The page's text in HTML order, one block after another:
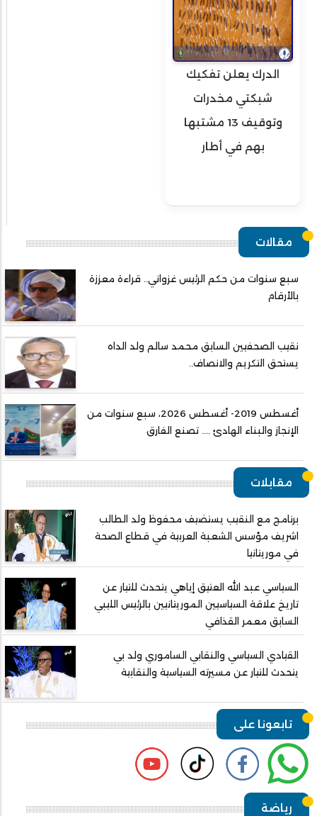
الدرك يعلن تفكيك
شبكتي مخدرات
وتوقيف 13 مشتبها
بهم في أطار
مقالات
سبع سنوات من حكم الرئيس غزواني.. قراءة معززة
بالأرقام
نقيب الصحفيين السابق محمد سالم ولد الداه
يستحق التكريم والانصاف..
أغسطس 2019- أغسطس 2026، سبع سنوات من
الإنجاز والبناء الهادئ .... تصنع الفارق
مقابلات
برنامج مع النقيب يستضيف محفوظ ولد الطالب
اشريف مؤسس الشعبة العربية في قطاع الصحة
في موريتانيا
السياسي عبد الله العتيق إياهي يتحدث للتيار عن
تاريخ علاقة السياسيين الموريتانيين بالرئيس الليبي
السابق معمر القذافي
القيادي السياسي والنقابي الساموري ولد بي
يتحدث للتيار عن مسيرته السياسية والنقابية
تابعونا على
رياضة